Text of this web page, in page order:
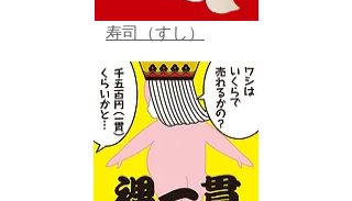
寿司（すし）